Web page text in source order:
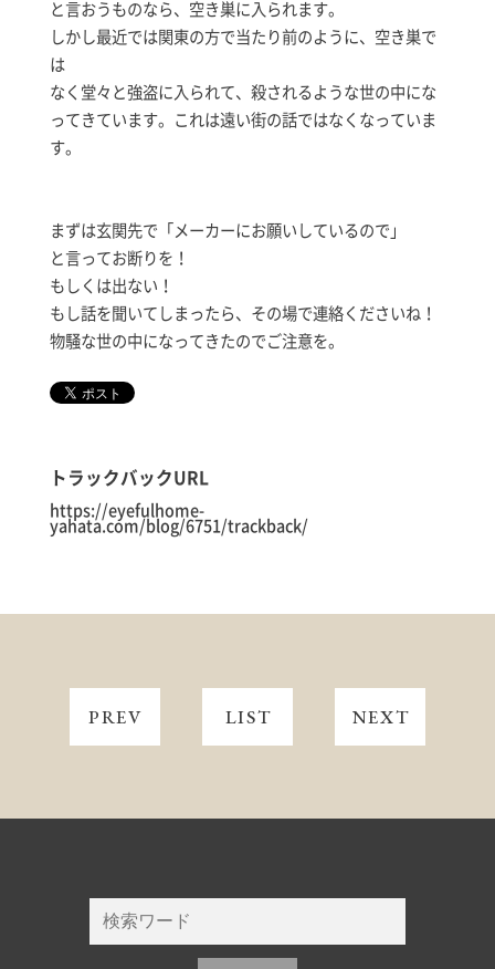
と言おうものなら、空き巣に入られます。
しかし最近では関東の方で当たり前のように、空き巣で
は
なく堂々と強盗に入られて、殺されるような世の中にな
ってきています。これは遠い街の話ではなくなっていま
す。
まずは玄関先で「メーカーにお願いしているので」
と言ってお断りを！
もしくは出ない！
もし話を聞いてしまったら、その場で連絡くださいね！
物騒な世の中になってきたのでご注意を。
トラックバックURL
https://eyefulhome-
yahata.com/blog/6751/trackback/
PREV LIST NEXT